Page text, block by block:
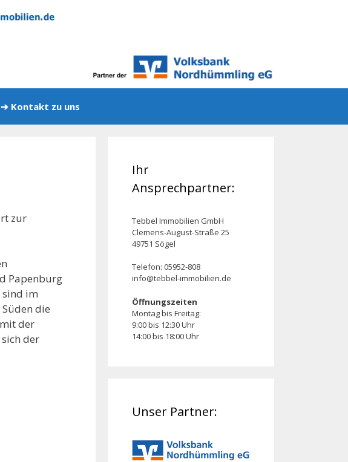
➔ Kontakt zu uns
zur
Papenburg
sind im
die
der
der
Ihr
Ansprechpartner:
Tebbel Immobilien GmbH
Clemens-August-Straße 25
49751 Sögel
Telefon: 05952-808
info@tebbel-immobilien.de
Öffnungszeiten
Montag bis Freitag:
9:00 bis 12:30 Uhr
14:00 bis 18:00 Uhr
Unser Partner: